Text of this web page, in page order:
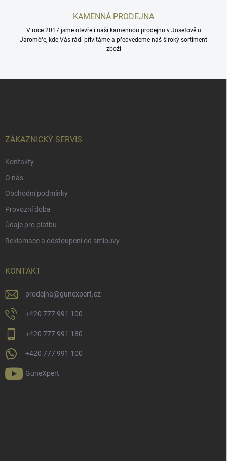
u
KAMENNÁ PRODEJNA
V roce 2017 jsme otevřeli naši kamennou prodejnu v Josefově u
Jaroměře, kde Vás rádi přivítáme a předvedeme náš široký sortiment
zboží
ZÁKAZNICKÝ SERVIS
Kontakty
O nás
Obchodní podmínky
Provozní doba
Údaje pro platbu
Reklamace a odstoupení od smlouvy
KONTAKT
prodejna@gunexpert.cz
+420 777 991 100
+420 777 991 180
+420 777 991 100
GuneXpert